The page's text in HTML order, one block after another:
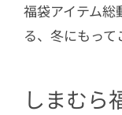
福袋アイテム総
る、冬にもって
しまむら